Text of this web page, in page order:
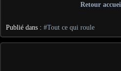
Retour
Publié dans : #Tout ce qui roule